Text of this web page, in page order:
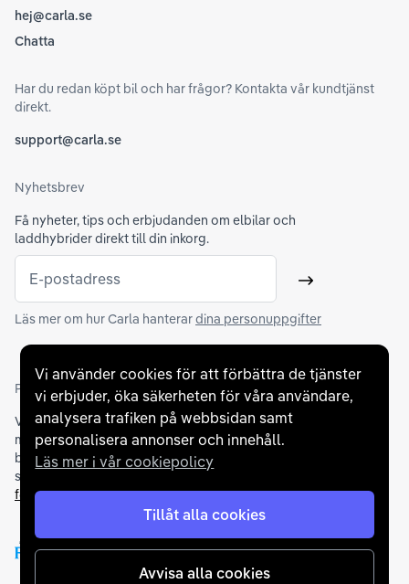
Vi använder cookies för att förbättra de tjänster
vi erbjuder, öka säkerheten för våra användare,
analysera trafiken på webbsidan samt
personalisera annonser och innehåll.
Läs mer i vår cookiepolicy
Tillåt alla cookies
Avvisa alla cookies
hej@carla.se
Chatta
Har du redan köpt bil och har frågor? Kontakta vår kundtjänst
direkt.
support@carla.se
Nyhetsbrev
Få nyheter, tips och erbjudanden om elbilar och
laddhybrider direkt till din inkorg.
E-postadress Skicka
Läs mer om hur Carla hanterardina personuppgifter
Partners och betallösningar
Vi samarbetar medflertalet banker för att erbjuda dig bästa
möjliga finansieringslösning och stödjer en rad olika
betalningsmetoder. För att du ska känna dig trygg vid ditt köp
samarbetar vi med Folksam och AutoConcept gällande
försäkringar och garantier.